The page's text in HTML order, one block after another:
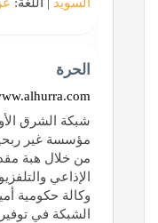
الحرة
مؤسسة غير
من خلال هبة
وكالة حكومية
الشبكة في توفير